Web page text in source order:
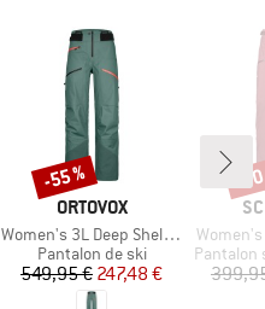
MARQUE
ORTOVOX
Article
Women's 3L Deep Shell Pants
Product group
Pantalon de ski
Prix
549,95 €Prix réduit
247,48 €
Remise
-55 %
Article
Product
Pantalon
-